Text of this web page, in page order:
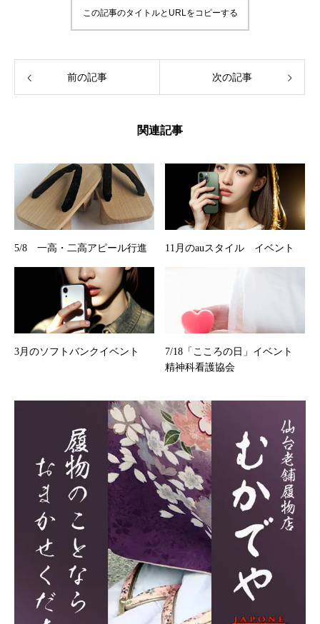
この記事のタイトルとURLをコピーする
前の記事 次の記事
関連記事
5/8 一高・二高アピール行進 11月のauスタイル イベント
3月のソフトバンクイベント
7/18「こころの日」イベント
精神科看護協会